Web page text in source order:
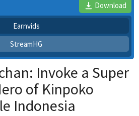
Download
Earnvids
StreamHG
Invoke a Super
of Kinpoko
Indonesia